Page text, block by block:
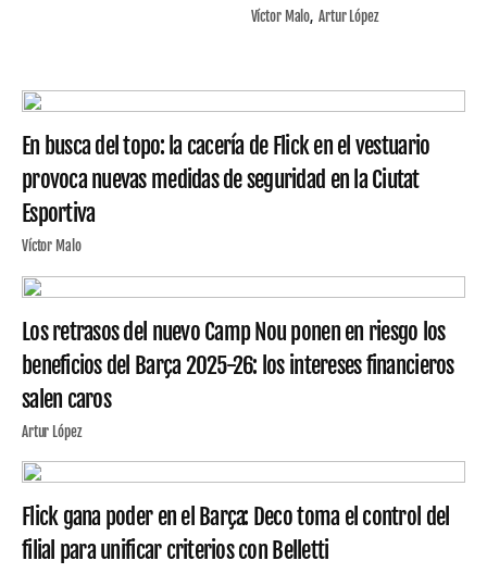
Víctor Malo Artur López
En busca del topo: la cacería de Flick en el vestuario
provoca nuevas medidas de seguridad en la Ciutat
Esportiva
Víctor Malo
Los retrasos del nuevo Camp Nou ponen en riesgo los
beneficios del Barça 2025-26: los intereses financieros
salen caros
Artur López
Flick gana poder en el Barça: Deco toma el control del
filial para unificar criterios con Belletti